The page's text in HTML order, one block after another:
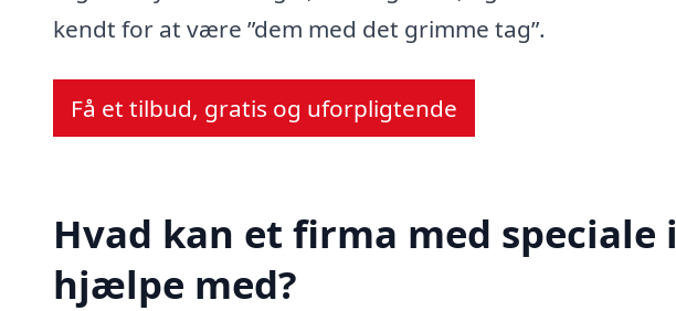
kendt for at være ”dem med det grimme tag”.
Få et tilbud, gratis og uforpligtende
Hvad kan et firma med
hjælpe med?